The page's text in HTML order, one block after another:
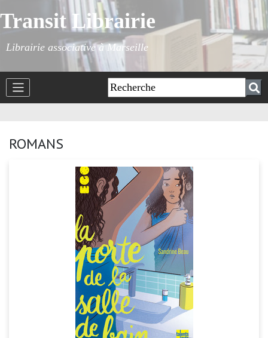
Transit Librairie
Librairie associative à Marseille
ROMANS